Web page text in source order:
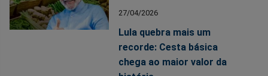
27/04/2026
Lula quebra mais um
recorde: Cesta básica
chega ao maior valor da